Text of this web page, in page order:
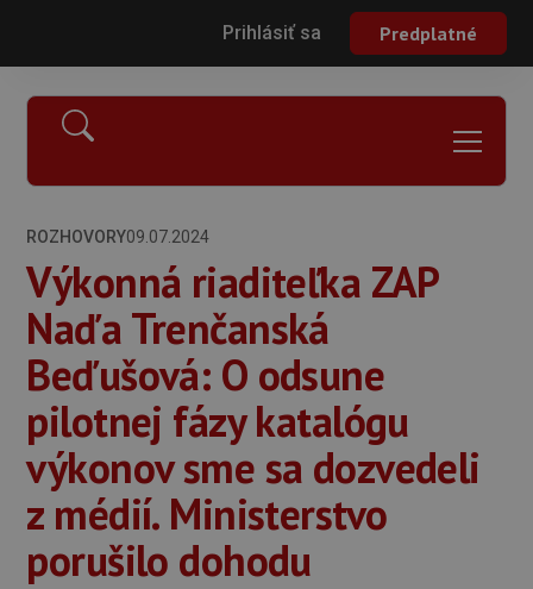
Prihlásiť sa Predplatné
ROZHOVORY09.07.2024
Výkonná riaditeľka ZAP
Naďa Trenčanská
Beďušová: O odsune
pilotnej fázy katalógu
výkonov sme sa dozvedeli
z médií. Ministerstvo
porušilo dohodu